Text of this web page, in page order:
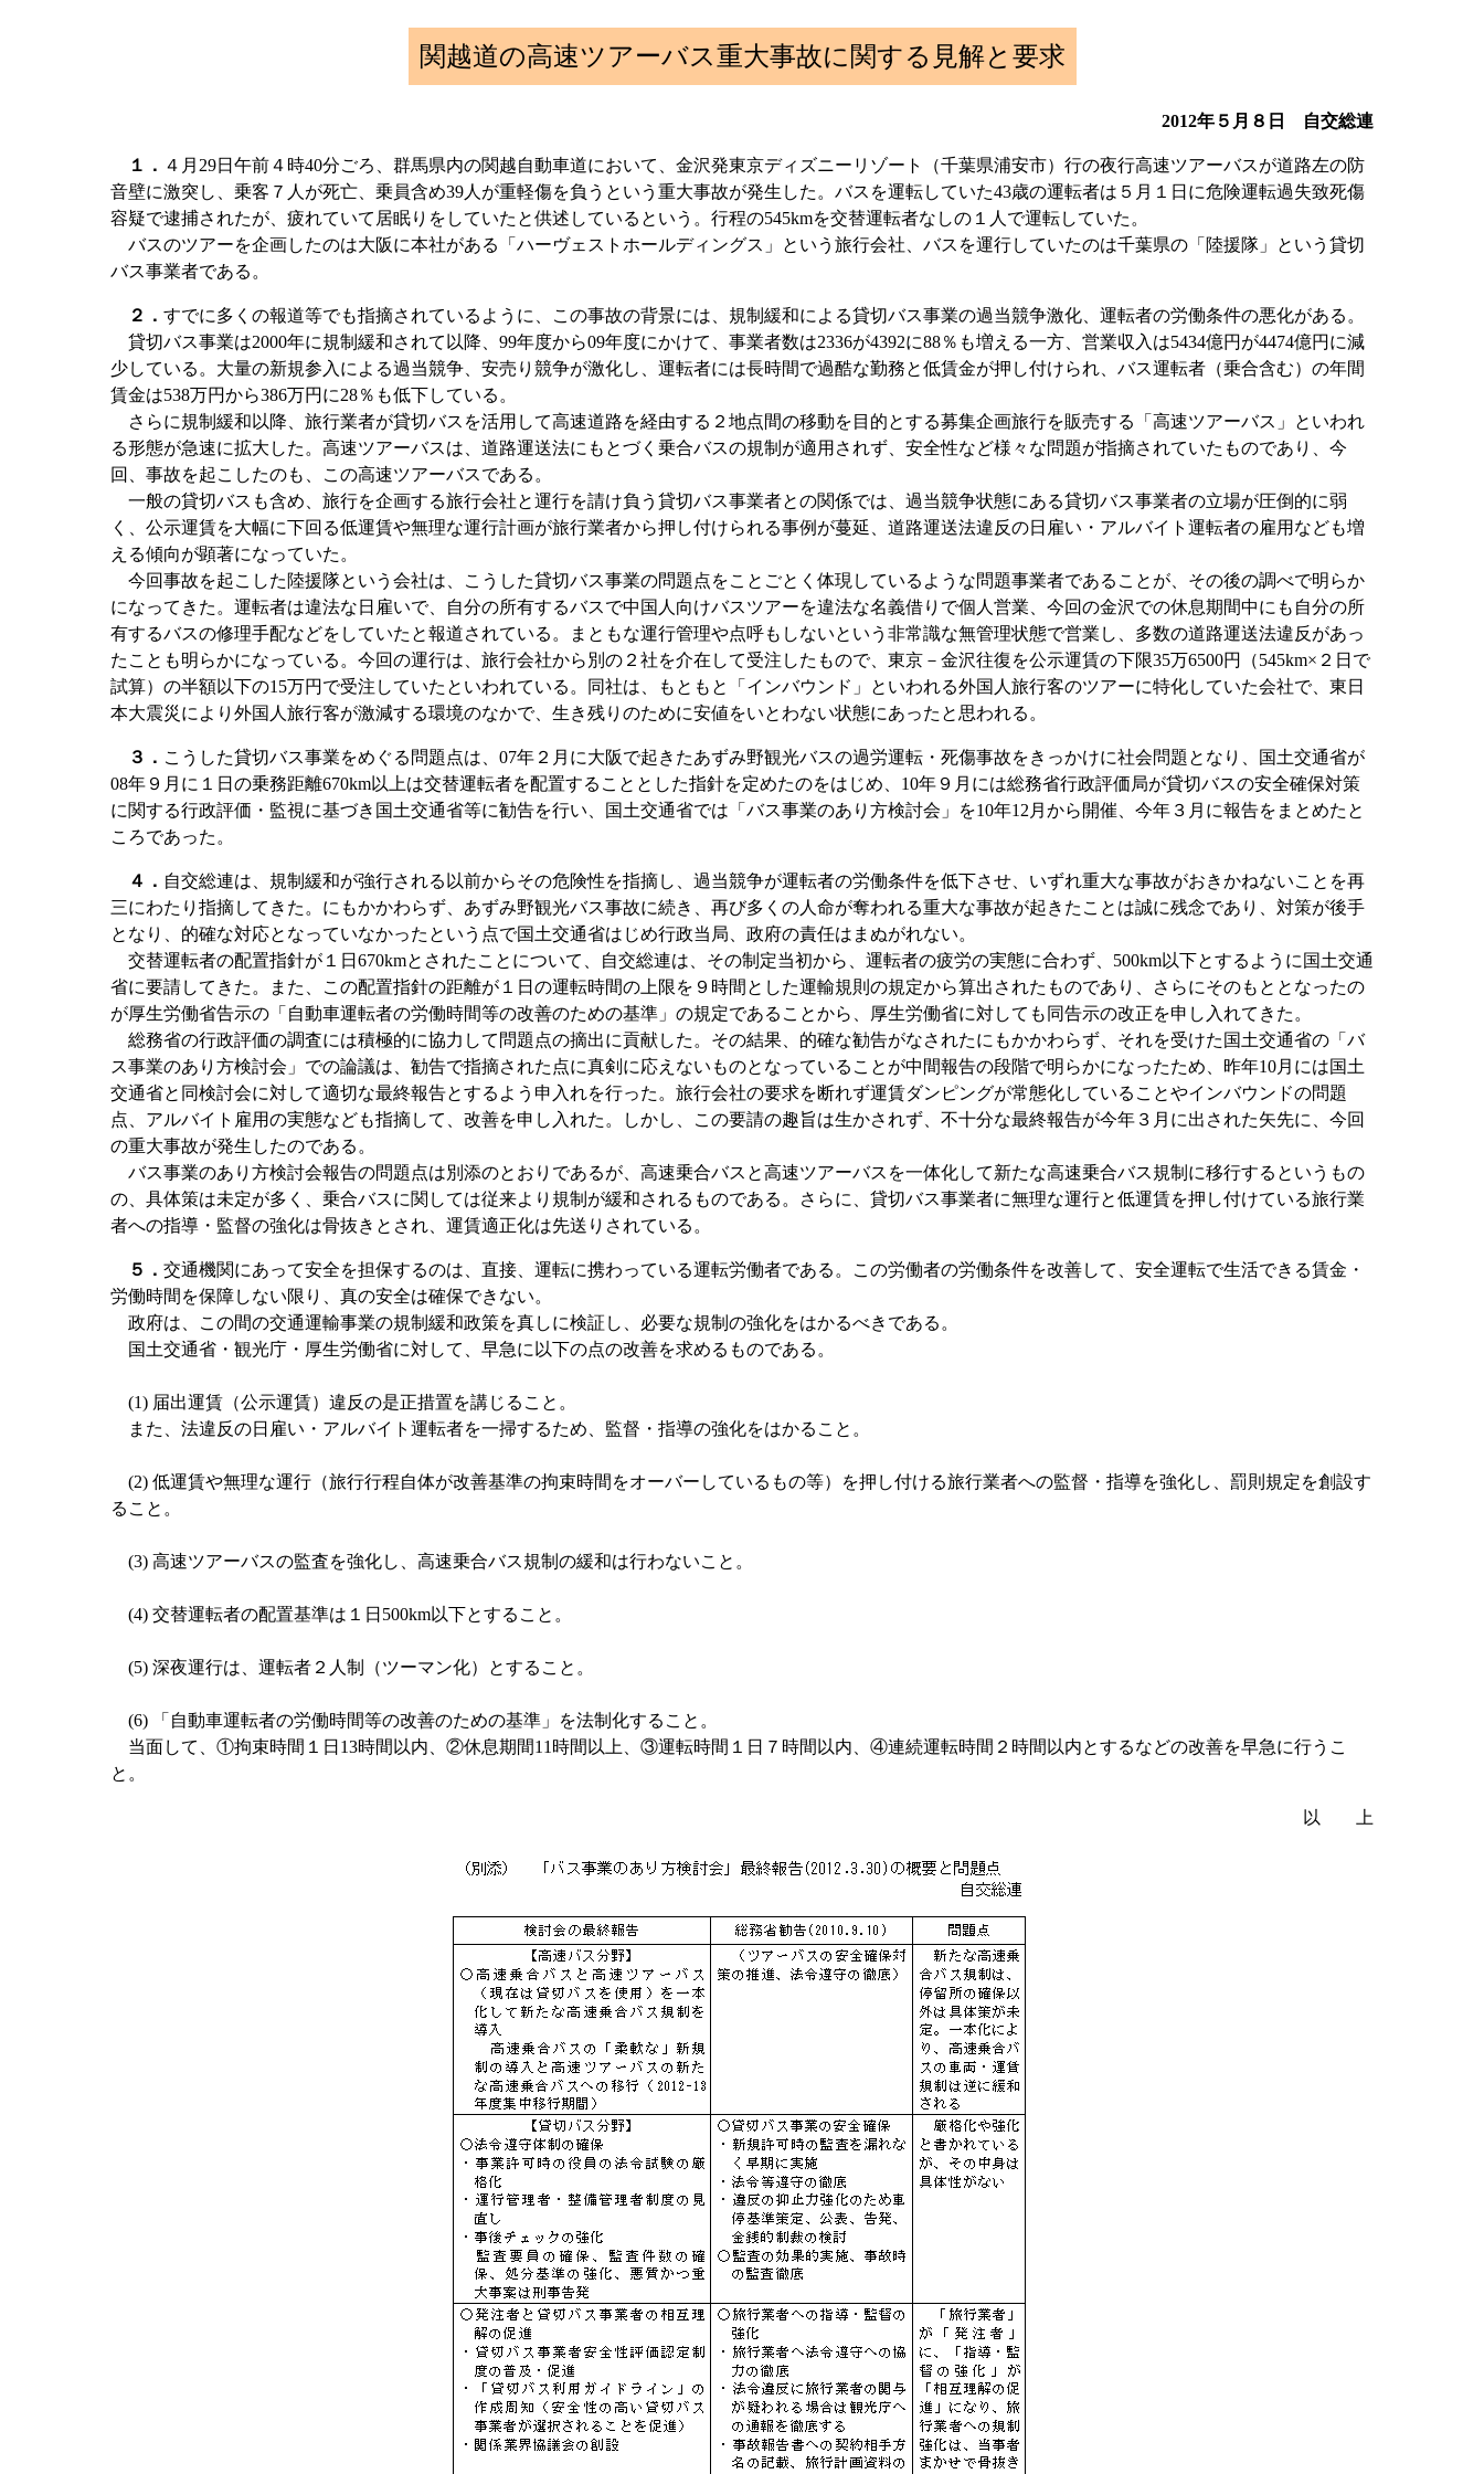
関越道の高速ツアーバス重大事故に関する見解と要求
2012年５月８日 自交総連
１． ４月29日午前４時40分ごろ、群馬県内の関越自動車道において、金沢発東京ディズニーリゾート（千葉県浦安市）行の夜行高速ツアーバスが道路左の防
音壁に激突し、乗客７人が死亡、乗員含め39人が重軽傷を負うという重大事故が発生した。バスを運転していた43歳の運転者は５月１日に危険運転過失致死傷
容疑で逮捕されたが、疲れていて居眠りをしていたと供述しているという。行程の545kmを交替運転者なしの１人で運転していた。
バスのツアーを企画したのは大阪に本社がある「ハーヴェストホールディングス」という旅行会社、バスを運行していたのは千葉県の「陸援隊」という貸切
バス事業者である。
２． すでに多くの報道等でも指摘されているように、この事故の背景には、規制緩和による貸切バス事業の過当競争激化、運転者の労働条件の悪化がある。
貸切バス事業は2000年に規制緩和されて以降、99年度から09年度にかけて、事業者数は2336が4392に88％も増える一方、営業収入は5434億円が4474億円に減
少している。大量の新規参入による過当競争、安売り競争が激化し、運転者には長時間で過酷な勤務と低賃金が押し付けられ、バス運転者（乗合含む）の年間
賃金は538万円から386万円に28％も低下している。
さらに規制緩和以降、旅行業者が貸切バスを活用して高速道路を経由する２地点間の移動を目的とする募集企画旅行を販売する「高速ツアーバス」といわれ
る形態が急速に拡大した。高速ツアーバスは、道路運送法にもとづく乗合バスの規制が適用されず、安全性など様々な問題が指摘されていたものであり、今
回、事故を起こしたのも、この高速ツアーバスである。
一般の貸切バスも含め、旅行を企画する旅行会社と運行を請け負う貸切バス事業者との関係では、過当競争状態にある貸切バス事業者の立場が圧倒的に弱
く、公示運賃を大幅に下回る低運賃や無理な運行計画が旅行業者から押し付けられる事例が蔓延、道路運送法違反の日雇い・アルバイト運転者の雇用なども増
える傾向が顕著になっていた。
今回事故を起こした陸援隊という会社は、こうした貸切バス事業の問題点をことごとく体現しているような問題事業者であることが、その後の調べで明らか
になってきた。運転者は違法な日雇いで、自分の所有するバスで中国人向けバスツアーを違法な名義借りで個人営業、今回の金沢での休息期間中にも自分の所
有するバスの修理手配などをしていたと報道されている。まともな運行管理や点呼もしないという非常識な無管理状態で営業し、多数の道路運送法違反があっ
たことも明らかになっている。今回の運行は、旅行会社から別の２社を介在して受注したもので、東京－金沢往復を公示運賃の下限35万6500円（545km×２日で
試算）の半額以下の15万円で受注していたといわれている。同社は、もともと「インバウンド」といわれる外国人旅行客のツアーに特化していた会社で、東日
本大震災により外国人旅行客が激減する環境のなかで、生き残りのために安値をいとわない状態にあったと思われる。
３． こうした貸切バス事業をめぐる問題点は、07年２月に大阪で起きたあずみ野観光バスの過労運転・死傷事故をきっかけに社会問題となり、国土交通省が
08年９月に１日の乗務距離670km以上は交替運転者を配置することとした指針を定めたのをはじめ、10年９月には総務省行政評価局が貸切バスの安全確保対策
に関する行政評価・監視に基づき国土交通省等に勧告を行い、国土交通省では「バス事業のあり方検討会」を10年12月から開催、今年３月に報告をまとめたと
ころであった。
４． 自交総連は、規制緩和が強行される以前からその危険性を指摘し、過当競争が運転者の労働条件を低下させ、いずれ重大な事故がおきかねないことを再
三にわたり指摘してきた。にもかかわらず、あずみ野観光バス事故に続き、再び多くの人命が奪われる重大な事故が起きたことは誠に残念であり、対策が後手
となり、的確な対応となっていなかったという点で国土交通省はじめ行政当局、政府の責任はまぬがれない。
交替運転者の配置指針が１日670kmとされたことについて、自交総連は、その制定当初から、運転者の疲労の実態に合わず、500km以下とするように国土交通
省に要請してきた。また、この配置指針の距離が１日の運転時間の上限を９時間とした運輸規則の規定から算出されたものであり、さらにそのもととなったの
が厚生労働省告示の「自動車運転者の労働時間等の改善のための基準」の規定であることから、厚生労働省に対しても同告示の改正を申し入れてきた。
総務省の行政評価の調査には積極的に協力して問題点の摘出に貢献した。その結果、的確な勧告がなされたにもかかわらず、それを受けた国土交通省の「バ
ス事業のあり方検討会」での論議は、勧告で指摘された点に真剣に応えないものとなっていることが中間報告の段階で明らかになったため、昨年10月には国土
交通省と同検討会に対して適切な最終報告とするよう申入れを行った。旅行会社の要求を断れず運賃ダンピングが常態化していることやインバウンドの問題
点、アルバイト雇用の実態なども指摘して、改善を申し入れた。しかし、この要請の趣旨は生かされず、不十分な最終報告が今年３月に出された矢先に、今回
の重大事故が発生したのである。
バス事業のあり方検討会報告の問題点は別添のとおりであるが、高速乗合バスと高速ツアーバスを一体化して新たな高速乗合バス規制に移行するというもの
の、具体策は未定が多く、乗合バスに関しては従来より規制が緩和されるものである。さらに、貸切バス事業者に無理な運行と低運賃を押し付けている旅行業
者への指導・監督の強化は骨抜きとされ、運賃適正化は先送りされている。
５． 交通機関にあって安全を担保するのは、直接、運転に携わっている運転労働者である。この労働者の労働条件を改善して、安全運転で生活できる賃金・
労働時間を保障しない限り、真の安全は確保できない。
政府は、この間の交通運輸事業の規制緩和政策を真しに検証し、必要な規制の強化をはかるべきである。
国土交通省・観光庁・厚生労働省に対して、早急に以下の点の改善を求めるものである。
(1) 届出運賃（公示運賃）違反の是正措置を講じること。
また、法違反の日雇い・アルバイト運転者を一掃するため、監督・指導の強化をはかること。
(2) 低運賃や無理な運行（旅行行程自体が改善基準の拘束時間をオーバーしているもの等）を押し付ける旅行業者への監督・指導を強化し、罰則規定を創設す
ること。
(3) 高速ツアーバスの監査を強化し、高速乗合バス規制の緩和は行わないこと。
(4) 交替運転者の配置基準は１日500km以下とすること。
(5) 深夜運行は、運転者２人制（ツーマン化）とすること。
(6) 「自動車運転者の労働時間等の改善のための基準」を法制化すること。
当面して、①拘束時間１日13時間以内、②休息期間11時間以上、③運転時間１日７時間以内、④連続運転時間２時間以内とするなどの改善を早急に行うこ
と。
以 上